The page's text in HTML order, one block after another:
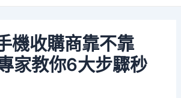
機收購商靠不靠
家教你6大步驟秒